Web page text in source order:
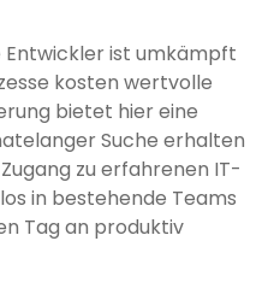
ist umkämpft
kosten wertvolle
bietet hier eine
Suche erhalten
zu erfahrenen IT-
in bestehende Teams
Tag an produktiv